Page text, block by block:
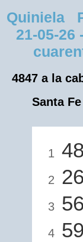
Quiniela
21-05-
4847 a la
Santa
1
2
3
4